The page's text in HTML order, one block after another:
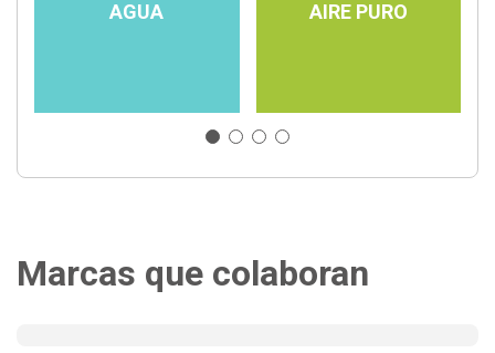
AGUA AIRE PURO
Marcas que colaboran